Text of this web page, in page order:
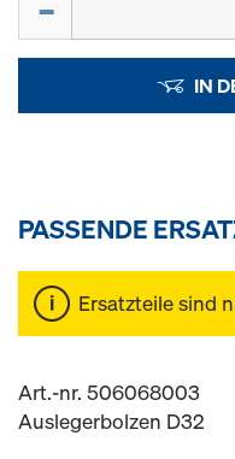
IN
PASSENDE
Ersatzteile sind
Art.-nr. 506068003
Auslegerbolzen D32